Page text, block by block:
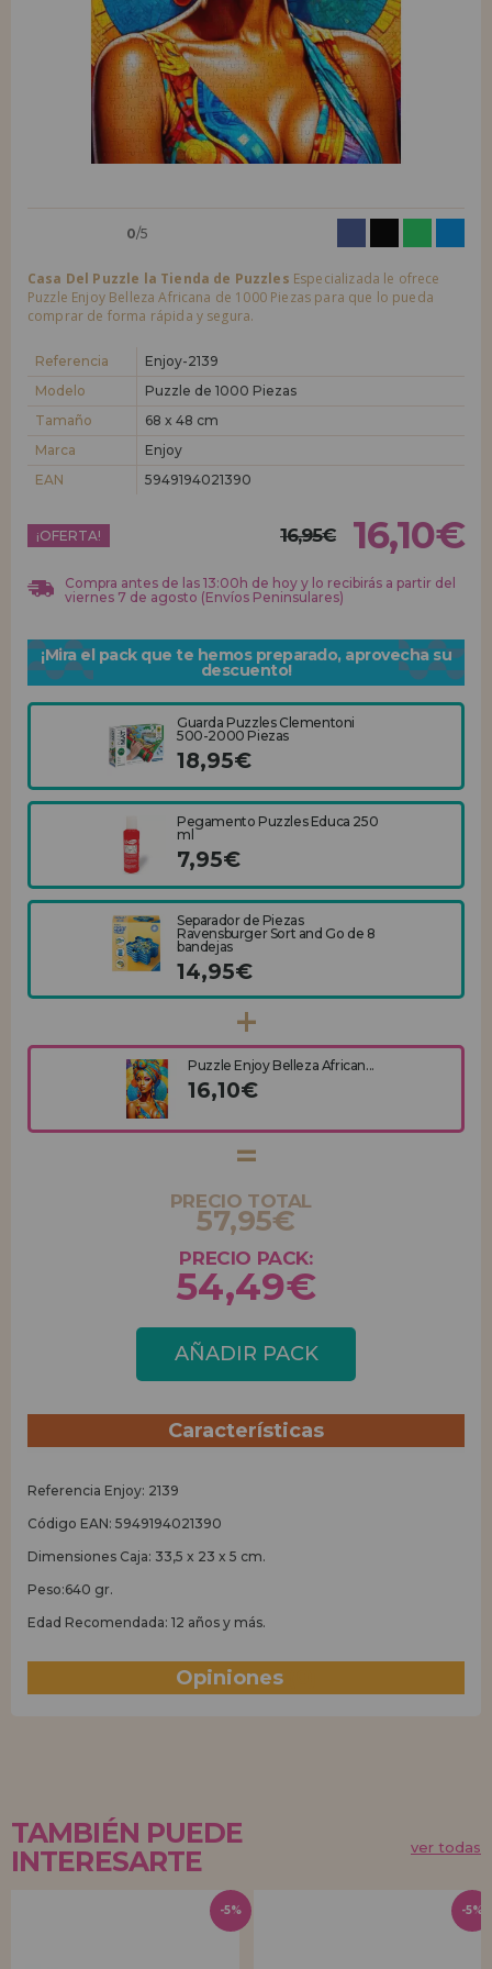
LIQUIDACIONES
INFORMACIÓN
955 333 133
Quiero registrarme como
nuevo cliente
Al crear una cuenta en casadelpuzzle.com podrás realizar tus compras
rápidamente en nuestra tienda virtual, revisar el estado de tus pedidos
y consultar tus operaciones anteriores.
¡Adelante! Te estábamos esperando.
nuevo distribuidor
¿Eres Profesional o Empresa?. ¿Quieres vender en tu negocio
condiciones de ventas con descuentos especiales para la distribución.
¡Adelante! Te estábamos esperando.
REGISTRO DISTRIBUIDOR
0/5
Casa Del Puzzle la Tienda de Puzzles Especializada le ofrece
Puzzle Enjoy Belleza Africana de 1000 Piezas para que lo pueda
comprar de forma rápida y segura.
Referencia
Enjoy-2139
Modelo
Puzzle de 1000 Piezas
Tamaño
68 x 48 cm
Marca
Enjoy
EAN
5949194021390
¡OFERTA! 16,95€ 16,10€
Compra antes de las 13:00h de hoy y lo recibirás a partir del
viernes 7 de agosto (Envíos Peninsulares)
¡Mira el pack que te hemos preparado, aprovecha su
descuento!
Guarda Puzzles Clementoni
500-2000 Piezas
18,95€
Pegamento Puzzles Educa 250
ml
7,95€
Separador de Piezas
Ravensburger Sort and Go de 8
bandejas
14,95€
Puzzle Enjoy Belleza African...
16,10€
PRECIO TOTAL
57,95€
PRECIO PACK:
54,49€
AÑADIR PACK
Características
Referencia Enjoy: 2139
Código EAN: 5949194021390
Dimensiones Caja: 33,5 x 23 x 5 cm.
Peso:640 gr.
Edad Recomendada: 12 años y más.
Opiniones
TAMBIÉN PUEDE
INTERESARTE
ver todas
-5% -5%